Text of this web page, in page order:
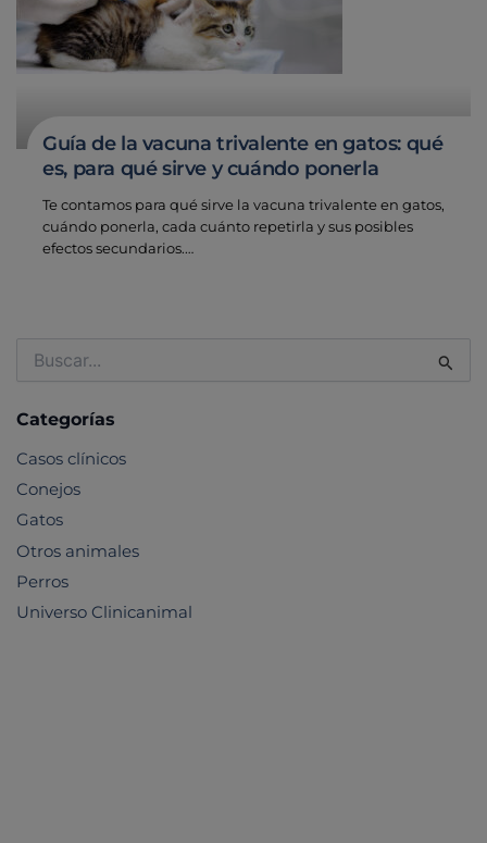
Guía de la vacuna trivalente en gatos: qué
es, para qué sirve y cuándo ponerla
Te contamos para qué sirve la vacuna trivalente en gatos,
cuándo ponerla, cada cuánto repetirla y sus posibles
efectos secundarios.…
por:
Categorías
Casos clínicos
Conejos
Gatos
Otros animales
Perros
Universo Clinicanimal